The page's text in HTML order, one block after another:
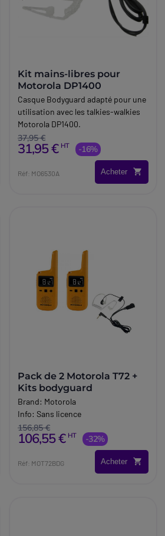
Kit mains-libres pour
Motorola DP1400
Casque Bodyguard adapté pour une
utilisation avec les talkies-walkies
Motorola DP1400.
37,95 €
31,95 € HT -16%
Réf: MO6530A Acheter
Pack de 2 Motorola T72 +
Kits bodyguard
Brand: Motorola
Info: Sans licence
156,85 €
106,55 € HT -32%
Réf: MOT72BDG Acheter